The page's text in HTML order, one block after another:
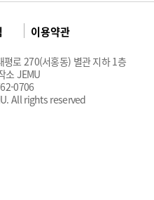
이용약관
로 270(서홍동) 별관 지하 1층
소 JEMU
0706
All rights reserved